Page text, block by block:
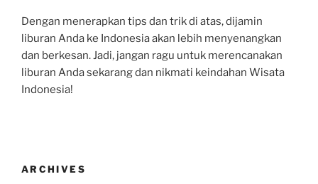
Dengan menerapkan tips dan trik di atas, dijamin
liburan Anda ke Indonesia akan lebih menyenangkan
dan berkesan. Jadi, jangan ragu untuk merencanakan
liburan Anda sekarang dan nikmati keindahan Wisata
Indonesia!
ARCHIVES